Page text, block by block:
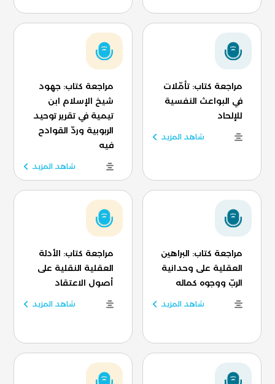
مراجعة كتاب: تأمّلات
في البواعث النفسية
للإلحاد
شاهد المزيد
مراجعة كتاب: جهود
شيخ الإسلام ابن
تيمية في تقرير توحيد
الربوبية وردّ القوادح
فيه
شاهد المزيد
مراجعة كتاب: البراهين
العقلية على وحدانية
الربّ ووجوه كماله
شاهد المزيد
مراجعة كتاب: الأدلة
العقلية النقلية على
أصول الاعتقاد
شاهد المزيد